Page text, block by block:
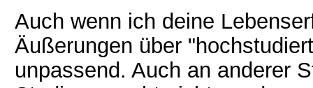
Auch wenn ich deine
Äußerungen über
unpassend. Auch an anderer